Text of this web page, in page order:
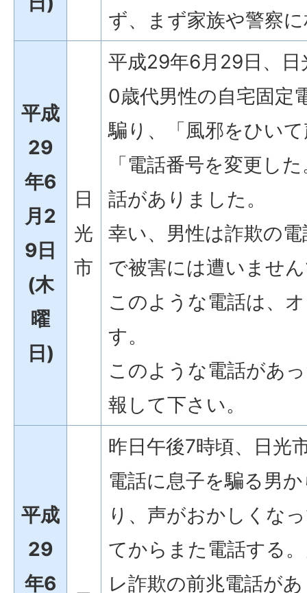
ず、まず家族や警察
平成
29
年6
月2
9日
(木
曜
日)
日
光
市
平成29年6月29日、
0歳代男性の自宅固定
騙り、「風邪をひい
「電話番号を変更し
話がありました。
幸い、男性は詐欺の
で被害には遭いませ
このような電話は、
す。
このような電話があ
報して下さい。
平成
29
年6
昨日午後7時頃、日光
電話に息子を騙る男
り、声がおかしくな
てからまた電話する
レ詐欺の前兆電話が